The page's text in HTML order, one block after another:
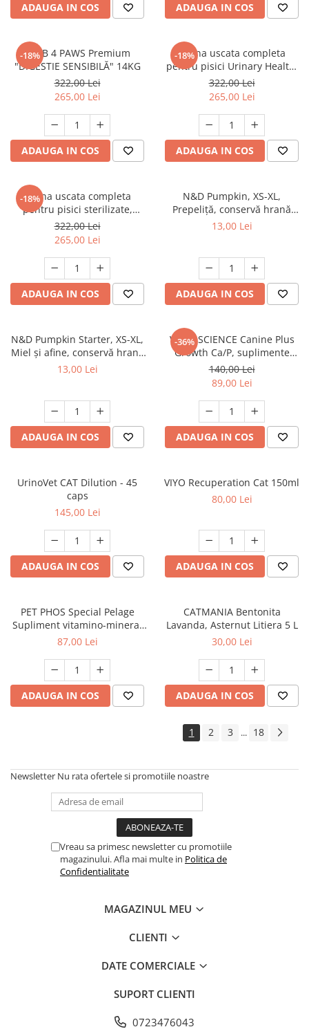
ADAUGA IN COS ADAUGA IN COS
-18%
CLUB 4 PAWS Premium
"DIGESTIE SENSIBILĂ" 14KG
322,00 Lei
265,00 Lei
ADAUGA IN COS
-18%
Hrana uscata completa
pentru pisici Urinary Health,
Premium, Club 4 Paws, 14 kg
322,00 Lei
265,00 Lei
ADAUGA IN COS
-18%
Hrana uscata completa
pentru pisici sterilizate,
Premium, Club 4 PAWS, 14 kg
322,00 Lei
265,00 Lei
ADAUGA IN COS
N&D Pumpkin, XS-XL,
Prepeliță, conservă hrană
umedă fără cereale câini, (în
13,00 Lei
ADAUGA IN COS
N&D Pumpkin Starter, XS-XL,
Miel și afine, conservă hrană
umedă fără cereale câini
13,00 Lei
ADAUGA IN COS
-36%
VETRI SCIENCE Canine Plus
Growth Ca/P, suplimente
creștere și vitalitate câini, 45
Tablete masticabile
140,00 Lei
89,00 Lei
ADAUGA IN COS
UrinoVet CAT Dilution - 45
caps
145,00 Lei
ADAUGA IN COS
VIYO Recuperation Cat 150ml
80,00 Lei
ADAUGA IN COS
PET PHOS Special Pelage
Supliment vitamino-mineral
pentru câini, 50 tablete
87,00 Lei
ADAUGA IN COS
CATMANIA Bentonita
Lavanda, Asternut Litiera 5 L
30,00 Lei
ADAUGA IN COS
1 2 3 ... 18
Newsletter Nu rata ofertele si promotiile noastre
Vreau sa primesc newsletter cu promotiile
magazinului. Afla mai multe in Politica de
Confidentialitate
MAGAZINUL MEU
CLIENTI
DATE COMERCIALE
SUPORT CLIENTI
0723476043